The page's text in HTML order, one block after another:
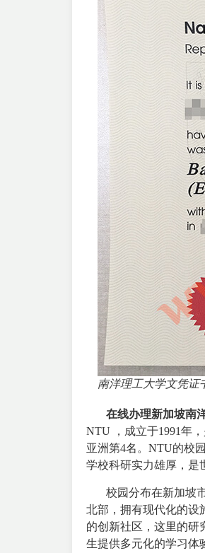
南洋理工大学文凭证
在线办理新加坡南
NTU ，成立于1991年
亚洲第4名。NTU的校
学校科研实力雄厚，是
校园分布在新加坡市
北部，拥有现代化的设
的创新社区，这里的研
生提供多元化的学习体